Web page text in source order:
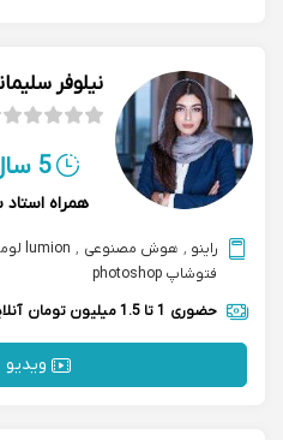
نیلوفر
5 سال
همراه استاد
راینو , هوش مصنوعی , lumion لومیون
فتوشاپ photoshop
حضوری 1 تا 1.5 میلیون تومان